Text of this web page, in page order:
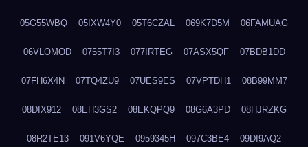
05G55WBQ 05IXW4Y0 05T6CZAL 069K7D5M 06FAMUAG
06VLOMOD 0755T7I3 077IRTEG 07ASX5QF 07BDB1DD
07FH6X4N 07TQ4ZU9 07UES9ES 07VPTDH1 08B99MM7
08DIX912 08EH3GS2 08EKQPQ9 08G6A3PD 08HJRZKG
08R2TE13 091V6YQE 0959345H 097C3BE4 09DI9AQ2